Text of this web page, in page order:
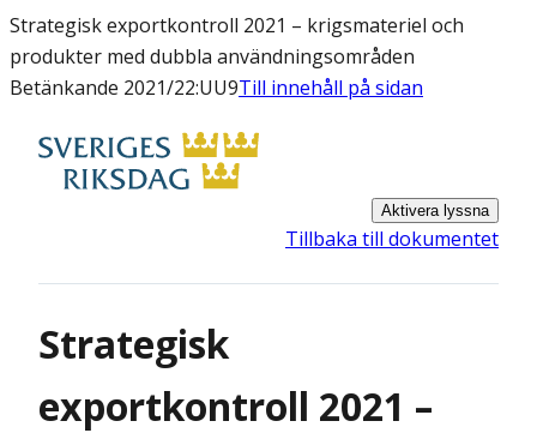
Strategisk exportkontroll 2021 – krigsmateriel och
produkter med dubbla användningsområden
Betänkande 2021/22:UU9Till innehåll på sidan
Aktivera lyssna
Tillbaka till dokumentet
Strategisk
exportkontroll 2021 –